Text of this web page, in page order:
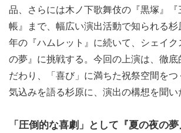
品、さらには木ノ下歌舞伎の『黒塚』
帳』まで、幅広い演出活動で知られる
年の『ハムレット』に続いて、シェイ
の夢』に挑戦する。今回の上演は、徹底
だわり、「喜び」に満ちた祝祭空間を
気込みを語る杉原に、演出の構想を聞い
「圧倒的な喜劇」として『夏の夜の